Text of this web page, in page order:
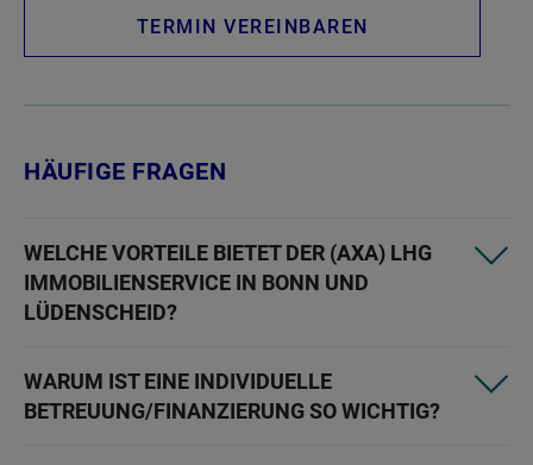
TERMIN VEREINBAREN
HÄUFIGE FRAGEN
WELCHE VORTEILE BIETET DER (AXA) LHG
IMMOBILIENSERVICE IN BONN UND
LÜDENSCHEID?
WARUM IST EINE INDIVIDUELLE
BETREUUNG/FINANZIERUNG SO WICHTIG?